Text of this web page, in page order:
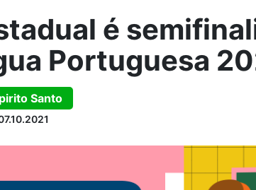
é
Portuguesa
Santo